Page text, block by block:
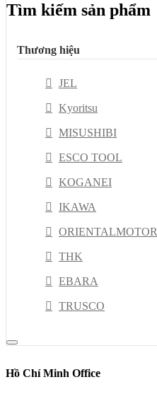
Tìm kiếm sản phẩm
Thương hiệu
JEL
Kyoritsu
MISUSHIBI
ESCO TOOL
KOGANEI
IKAWA
ORIENTALMOTOR
THK
EBARA
TRUSCO
RION
Hồ Chí Minh Office